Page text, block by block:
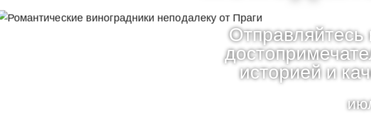
Отправляйтесь
историей и